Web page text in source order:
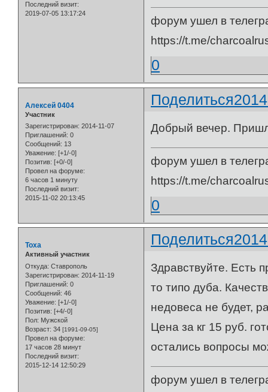
Последний визит:
2019-07-05 13:17:24
форум ушел в
https://t.me/
0
Поделиться
Алексей 0404
Участник
Зарегистрирован: 2014-11-07
Приглашений: 0
Сообщений: 13
Уважение: [+1/-0]
Позитив: [+0/-0]
Провел на форуме:
6 часов 1 минуту
Последний визит:
2015-11-02 20:13:45
Добрый вечер.
форум ушел в
https://t.me/
0
Поделиться
Toxa
Активный участник
Откуда: Ставрополь
Зарегистрирован: 2014-11-19
Приглашений: 0
Сообщений: 46
Уважение: [+1/-0]
Позитив: [+4/-0]
Пол: Мужской
Возраст: 34 [1991-09-05]
Провел на форуме:
17 часов 28 минут
Последний визит:
2015-12-14 12:50:29
Здравствуйте. Есть
то типо дуба.
недовеса не будет,
Цена за кг 15 руб.
остались вопросы
форум ушел в